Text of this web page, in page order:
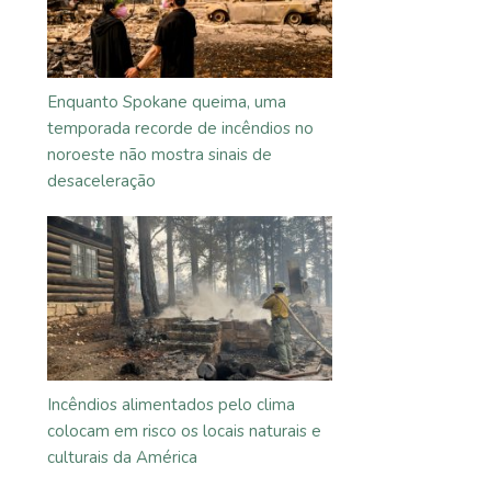
Enquanto Spokane queima, uma
temporada recorde de incêndios no
noroeste não mostra sinais de
desaceleração
Incêndios alimentados pelo clima
colocam em risco os locais naturais e
culturais da América